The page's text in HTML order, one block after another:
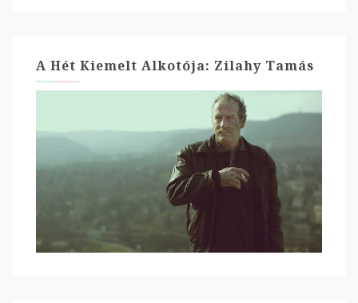
A Hét Kiemelt Alkotója: Zilahy Tamás